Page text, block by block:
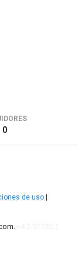
0
de uso